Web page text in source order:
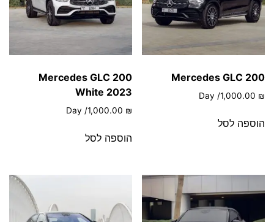
Mercedes GLC 200
1,000.00 ₪
/ Day
הוספה לסל
Mercedes GLC 200
White 2023
1,000.00 ₪
/ Day
הוספה לסל